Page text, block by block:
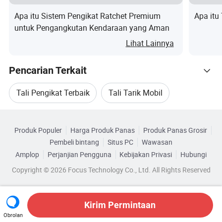
Ukuran 2x20
Tipe PENGENCANG
Kapasitas Beban 10000 pound
Kompatibel dengan Tipe kendaraan Mobil penumpang, Truk
Profil Perusahaan
Kami adalah salah satu pembuat peralatan pengangkat
yang menjadi pemimpin di Cina,
peralatan penanganan material dan peralatan
Apa itu Sistem Pengikat Ratchet Premium
untuk Pengangkutan Kendaraan yang Aman
Lihat Lainnya
Apa itu
Pencarian Terkait
Tali Pengikat Terbaik Tali Tarik Mobil
Tali Penarik Tali Tarik Baja
Produk Populer Harga Produk Panas
Produk Panas Grosir
Pembeli bintang
Situs PC
Wawasan
Amplop
Perjanjian Pengguna Kebijakan Privasi
Hubungi
Copyright © 2026 Focus Technology Co., Ltd. All Rights Reserved
Obrolan
Kirim Permintaan